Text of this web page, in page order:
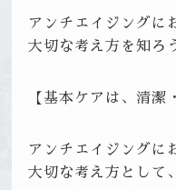
アンチエイジングに
大切な考え方を知ろ
【基本ケアは、清潔
アンチエイジングに
大切な考え方として、